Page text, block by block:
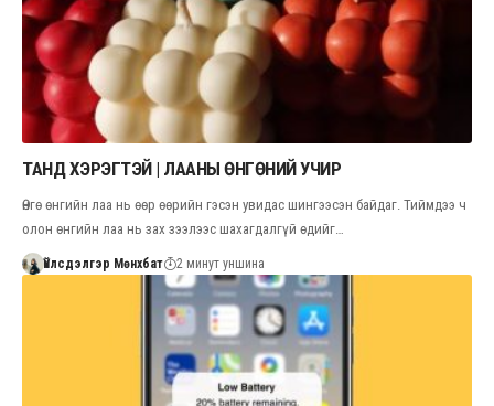
ТАНД ХЭРЭГТЭЙ | ЛААНЫ ӨНГӨНИЙ УЧИР
Өнгө өнгийн лаа нь өөр өөрийн гэсэн увидас шингээсэн байдаг. Тиймдээ ч
олон өнгийн лаа нь зах зээлээс шахагдалгүй өдийг…
Үйлсдэлгэр Мөнхбат 2 минут уншина